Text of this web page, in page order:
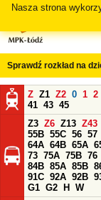
Nasza strona
Sprawdź rozkład na
Z Z1 Z2 0 1 2
41 43 45
Z3 Z6 Z13 Z43
55B 55C 56 57
64A 64B 65A
73 75A 75B 76
84B 85A 85B
91C 92A 92B
G1 G2 H
W